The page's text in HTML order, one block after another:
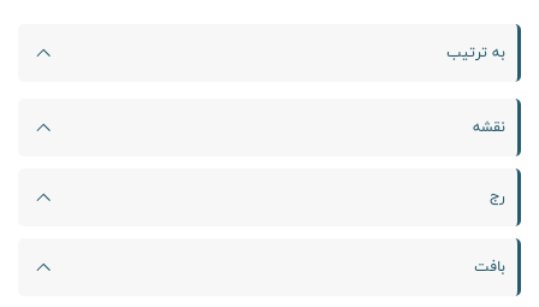
به ترتیب
نقشه
رج
بافت